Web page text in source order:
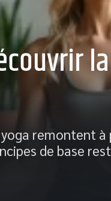
remontent
de base